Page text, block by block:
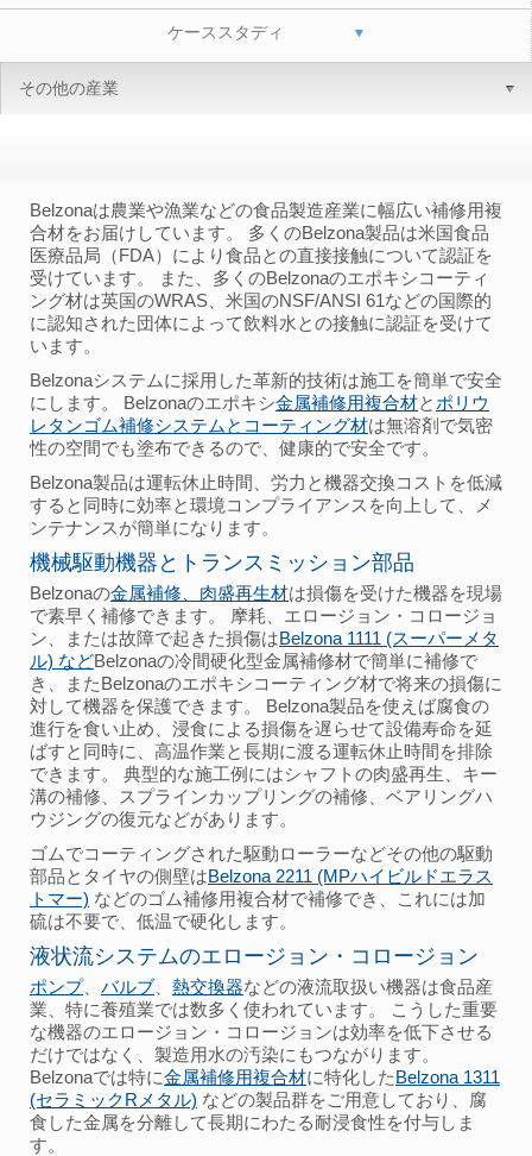
ケーススタディ
その他の産業
Belzonaは農業や漁業などの食品製造産業に幅広い補修用複
合材をお届けしています。 多くのBelzona製品は米国食品
医療品局（FDA）により食品との直接接触について認証を
受けています。 また、多くのBelzonaのエポキシコーティ
ング材は英国のWRAS、米国のNSF/ANSI 61などの国際的
に認知された団体によって飲料水との接触に認証を受けて
います。
Belzonaシステムに採用した革新的技術は施工を簡単で安全
にします。 Belzonaのエポキシ金属補修用複合材と ポリウ
レタンゴム補修システムとコーティング材は無溶剤で気密
性の空間でも塗布できるので、健康的で安全です。
Belzona製品は運転休止時間、労力と機器交換コストを低減
すると同時に効率と環境コンプライアンスを向上して、メ
ンテナンスが簡単になります。
機械駆動機器とトランスミッション部品
Belzonaの金属補修、肉盛再生材は損傷を受けた機器を現場
で素早く補修できます。 摩耗、エロージョン・コロージョ
ン、または故障で起きた損傷はBelzona 1111 (スーパーメタ
ル) などBelzonaの冷間硬化型金属補修材で簡単に補修で
き、またBelzonaのエポキシコーティング材で将来の損傷に
対して機器を保護できます。 Belzona製品を使えば腐食の
進行を食い止め、浸食による損傷を遅らせて設備寿命を延
ばすと同時に、高温作業と長期に渡る運転休止時間を排除
できます。 典型的な施工例にはシャフトの肉盛再生、キー
溝の補修、スプラインカップリングの補修、ベアリングハ
ウジングの復元などがあります。
ゴムでコーティングされた駆動ローラーなどその他の駆動
部品とタイヤの側壁はBelzona 2211 (MPハイビルドエラス
トマー) などのゴム補修用複合材で補修でき、これには加
硫は不要で、低温で硬化します。
液状流システムのエロージョン・コロージョン
ポンプ、 バルブ 熱交換器などの液流取扱い機器は食品産
業、特に養殖業では数多く使われています。 こうした重要
な機器のエロージョン・コロージョンは効率を低下させる
だけではなく、製造用水の汚染にもつながります。
Belzonaでは特に金属補修用複合材に特化したBelzona 1311
(セラミックRメタル) などの製品群をご用意しており、腐
食した金属を分離して長期にわたる耐浸食性を付与しま
す。